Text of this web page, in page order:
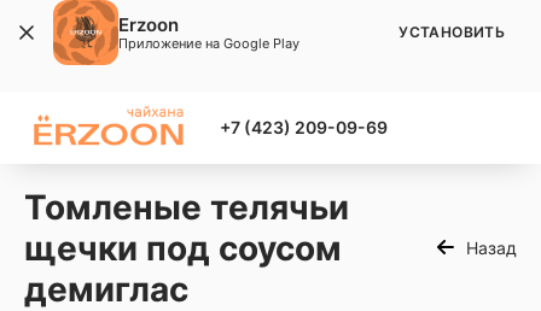
+7 (423) 209-09-69
Томленые телячьи
щечки под соусом
демиглас
Назад
Erzoon
Приложение на Google Play
УСТАНОВИТЬ